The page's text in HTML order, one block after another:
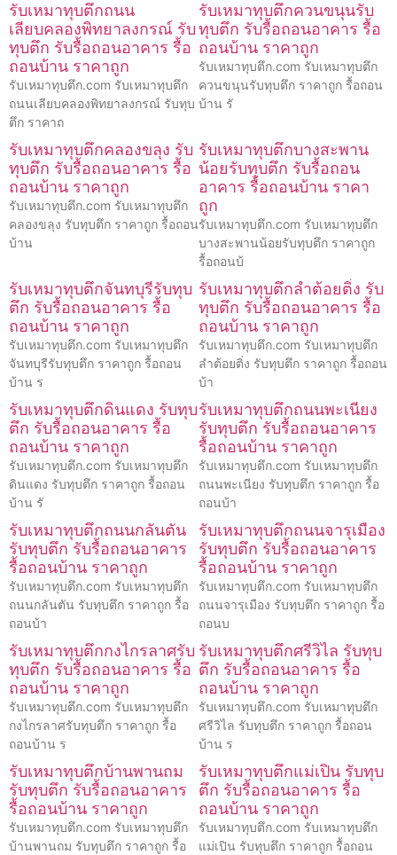
รับเหมาทุบตึกถนน
เลียบคลองพิทยาลงกรณ์ รับ
ทุบตึก รับรื้อถอนอาคาร รื้อ
ถอนบ้าน ราคาถูก
รับเหมาทุบตึก.com รับเหมาทุบตึก
ถนนเลียบคลองพิทยาลงกรณ์ รับทุบ
ตึก ราคาถ
รับเหมาทุบตึกควนขนุนรับ
ทุบตึก รับรื้อถอนอาคาร รื้อ
ถอนบ้าน ราคาถูก
รับเหมาทุบตึก.com รับเหมาทุบตึก
ควนขนุนรับทุบตึก ราคาถูก รื้อถอน
บ้าน รั
รับเหมาทุบตึกคลองขลุง รับ
ทุบตึก รับรื้อถอนอาคาร รื้อ
ถอนบ้าน ราคาถูก
รับเหมาทุบตึก.com รับเหมาทุบตึก
คลองขลุง รับทุบตึก ราคาถูก รื้อถอน
บ้าน
รับเหมาทุบตึกบางสะพาน
น้อยรับทุบตึก รับรื้อถอน
อาคาร รื้อถอนบ้าน ราคา
ถูก
รับเหมาทุบตึก.com รับเหมาทุบตึก
บางสะพานน้อยรับทุบตึก ราคาถูก
รื้อถอนบ้
รับเหมาทุบตึกจันทบุรีรับทุบ
ตึก รับรื้อถอนอาคาร รื้อ
ถอนบ้าน ราคาถูก
รับเหมาทุบตึก.com รับเหมาทุบตึก
จันทบุรีรับทุบตึก ราคาถูก รื้อถอน
บ้าน ร
รับเหมาทุบตึกลำต้อยติ่ง รับ
ทุบตึก รับรื้อถอนอาคาร รื้อ
ถอนบ้าน ราคาถูก
รับเหมาทุบตึก.com รับเหมาทุบตึก
ลำต้อยติ่ง รับทุบตึก ราคาถูก รื้อถอน
บ้า
รับเหมาทุบตึกดินแดง รับทุบ
ตึก รับรื้อถอนอาคาร รื้อ
ถอนบ้าน ราคาถูก
รับเหมาทุบตึก.com รับเหมาทุบตึก
ดินแดง รับทุบตึก ราคาถูก รื้อถอน
บ้าน รั
รับเหมาทุบตึกถนนพะเนียง
รับทุบตึก รับรื้อถอนอาคาร
รื้อถอนบ้าน ราคาถูก
รับเหมาทุบตึก.com รับเหมาทุบตึก
ถนนพะเนียง รับทุบตึก ราคาถูก รื้อ
ถอนบ้า
รับเหมาทุบตึกถนนกลันตัน
รับทุบตึก รับรื้อถอนอาคาร
รื้อถอนบ้าน ราคาถูก
รับเหมาทุบตึก.com รับเหมาทุบตึก
ถนนกลันตัน รับทุบตึก ราคาถูก รื้อ
ถอนบ้า
รับเหมาทุบตึกถนนจารุเมือง
รับทุบตึก รับรื้อถอนอาคาร
รื้อถอนบ้าน ราคาถูก
รับเหมาทุบตึก.com รับเหมาทุบตึก
ถนนจารุเมือง รับทุบตึก ราคาถูก รื้อ
ถอนบ
รับเหมาทุบตึกกงไกรลาศรับ
ทุบตึก รับรื้อถอนอาคาร รื้อ
ถอนบ้าน ราคาถูก
รับเหมาทุบตึก.com รับเหมาทุบตึก
กงไกรลาศรับทุบตึก ราคาถูก รื้อ
ถอนบ้าน ร
รับเหมาทุบตึกศรีวิไล รับทุบ
ตึก รับรื้อถอนอาคาร รื้อ
ถอนบ้าน ราคาถูก
รับเหมาทุบตึก.com รับเหมาทุบตึก
ศรีวิไล รับทุบตึก ราคาถูก รื้อถอน
บ้าน ร
รับเหมาทุบตึกบ้านพานถม
รับทุบตึก รับรื้อถอนอาคาร
รื้อถอนบ้าน ราคาถูก
รับเหมาทุบตึก.com รับเหมาทุบตึก
บ้านพานถม รับทุบตึก ราคาถูก รื้อ
รับเหมาทุบตึกแม่เปิน รับทุบ
ตึก รับรื้อถอนอาคาร รื้อ
ถอนบ้าน ราคาถูก
รับเหมาทุบตึก.com รับเหมาทุบตึก
แม่เปิน รับทุบตึก ราคาถูก รื้อถอน